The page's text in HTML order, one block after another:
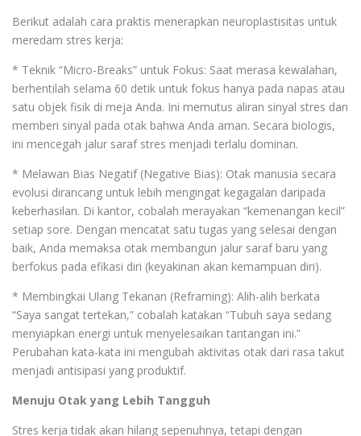
Berikut adalah cara praktis menerapkan neuroplastisitas untuk
meredam stres kerja:
* Teknik “Micro-Breaks” untuk Fokus: Saat merasa kewalahan,
berhentilah selama 60 detik untuk fokus hanya pada napas atau
satu objek fisik di meja Anda. Ini memutus aliran sinyal stres dan
memberi sinyal pada otak bahwa Anda aman. Secara biologis,
ini mencegah jalur saraf stres menjadi terlalu dominan.
* Melawan Bias Negatif (Negative Bias): Otak manusia secara
evolusi dirancang untuk lebih mengingat kegagalan daripada
keberhasilan. Di kantor, cobalah merayakan “kemenangan kecil”
setiap sore. Dengan mencatat satu tugas yang selesai dengan
baik, Anda memaksa otak membangun jalur saraf baru yang
berfokus pada efikasi diri (keyakinan akan kemampuan diri).
* Membingkai Ulang Tekanan (Reframing): Alih-alih berkata
“Saya sangat tertekan,” cobalah katakan “Tubuh saya sedang
menyiapkan energi untuk menyelesaikan tantangan ini.”
Perubahan kata-kata ini mengubah aktivitas otak dari rasa takut
menjadi antisipasi yang produktif.
Menuju Otak yang Lebih Tangguh
Stres kerja tidak akan hilang sepenuhnya, tetapi dengan